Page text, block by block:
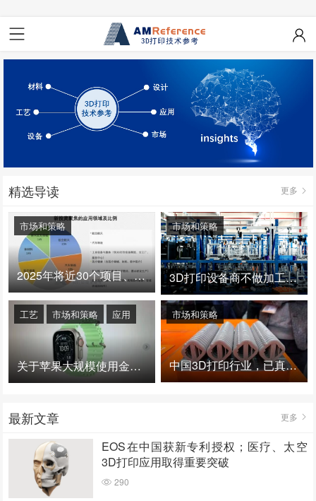
精选导读 更多
2025年将近30个项目、150亿投资：3D打印真的迎来爆发拐点了吗
市场和策略
3D打印设备商不做加工服务，就成了旁观者！
市场和策略
关于苹果大规模使用金属3D打印的思考
工艺 市场和策略 应用
中国3D打印行业，已真正进入爆发时代！
市场和策略
最新文章 更多
EOS在中国获新专利授权；医疗、太空
3D打印应用取得重要突破
290